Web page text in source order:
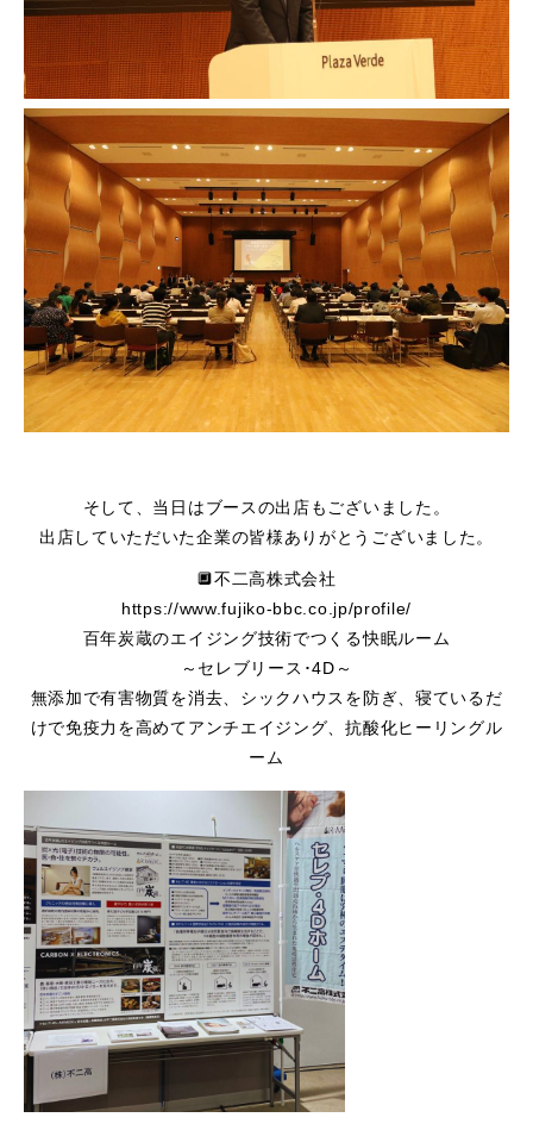
そして、当日はブースの出店もございました。
出店していただいた企業の皆様ありがとうございました。
🔲不二高株式会社
https://www.fujiko-bbc.co.jp/profile/
百年炭蔵のエイジング技術でつくる快眠ルーム
～セレブリース･4D～
無添加で有害物質を消去、シックハウスを防ぎ、寝ているだ
けで免疫力を高めてアンチエイジング、抗酸化ヒーリングル
ーム